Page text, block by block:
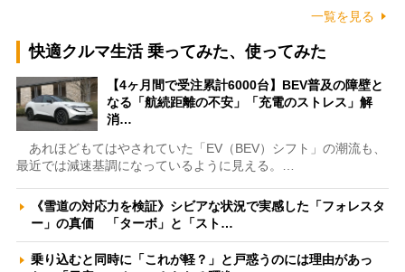
一覧を見る
快適クルマ生活 乗ってみた、使ってみた
【4ヶ月間で受注累計6000台】BEV普及の障壁と
なる「航続距離の不安」「充電のストレス」解
消…
あれほどもてはやされていた「EV（BEV）シフト」の潮流も、
最近では減速基調になっているように見える。…
《雪道の対応力を検証》シビアな状況で実感した「フォレスタ
ー」の真価 「ターボ」と「スト…
乗り込むと同時に「これが軽？」と戸惑うのには理由があっ